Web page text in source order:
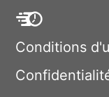
Conditions